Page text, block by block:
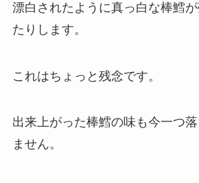
漂白されたように真っ白な棒鱈
たりします。
これはちょっと残念です。
出来上がった棒鱈の味も今一つ
ません。